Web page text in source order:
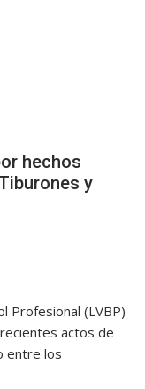
hechos
y
Profesional (LVBP)
actos de
entre los